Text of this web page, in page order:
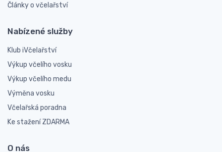
Články o včelařství
Nabízené služby
Klub iVčelařství
Výkup včelího vosku
Výkup včelího medu
Výměna vosku
Včelařská poradna
Ke stažení ZDARMA
O nás